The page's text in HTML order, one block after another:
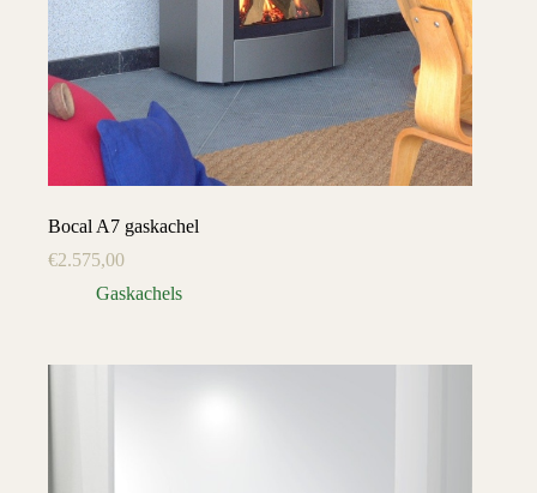
Bocal A7 gaskachel
€2.575,00
Gaskachels